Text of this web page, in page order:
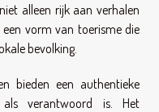
alleen rijk aan verhalen
vorm van toerisme die
bevolking.
bieden een authentieke
verantwoord is. Het